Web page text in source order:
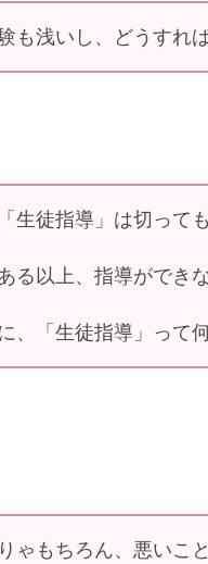
も浅いし、どうすれ
生徒指導」は切って
る以上、指導ができ
、「生徒指導」って
ゃもちろん、悪いこ